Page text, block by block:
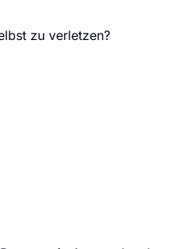
zu verletzen?